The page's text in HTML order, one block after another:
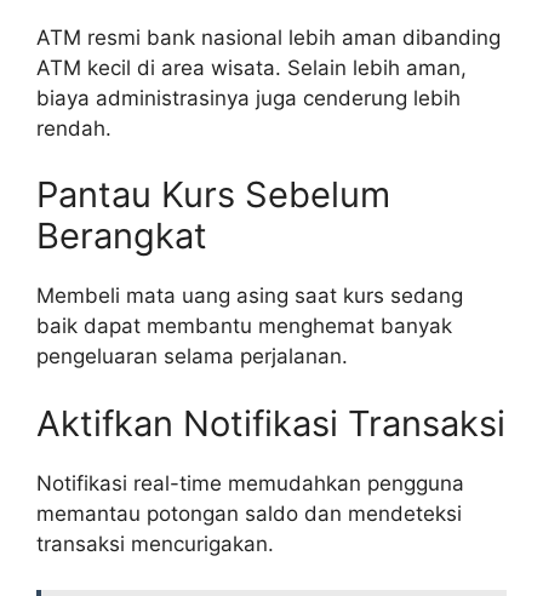
ATM resmi bank nasional lebih aman dibanding
ATM kecil di area wisata. Selain lebih aman,
biaya administrasinya juga cenderung lebih
rendah.
Pantau Kurs Sebelum
Berangkat
Membeli mata uang asing saat kurs sedang
baik dapat membantu menghemat banyak
pengeluaran selama perjalanan.
Aktifkan Notifikasi Transaksi
Notifikasi real-time memudahkan pengguna
memantau potongan saldo dan mendeteksi
transaksi mencurigakan.